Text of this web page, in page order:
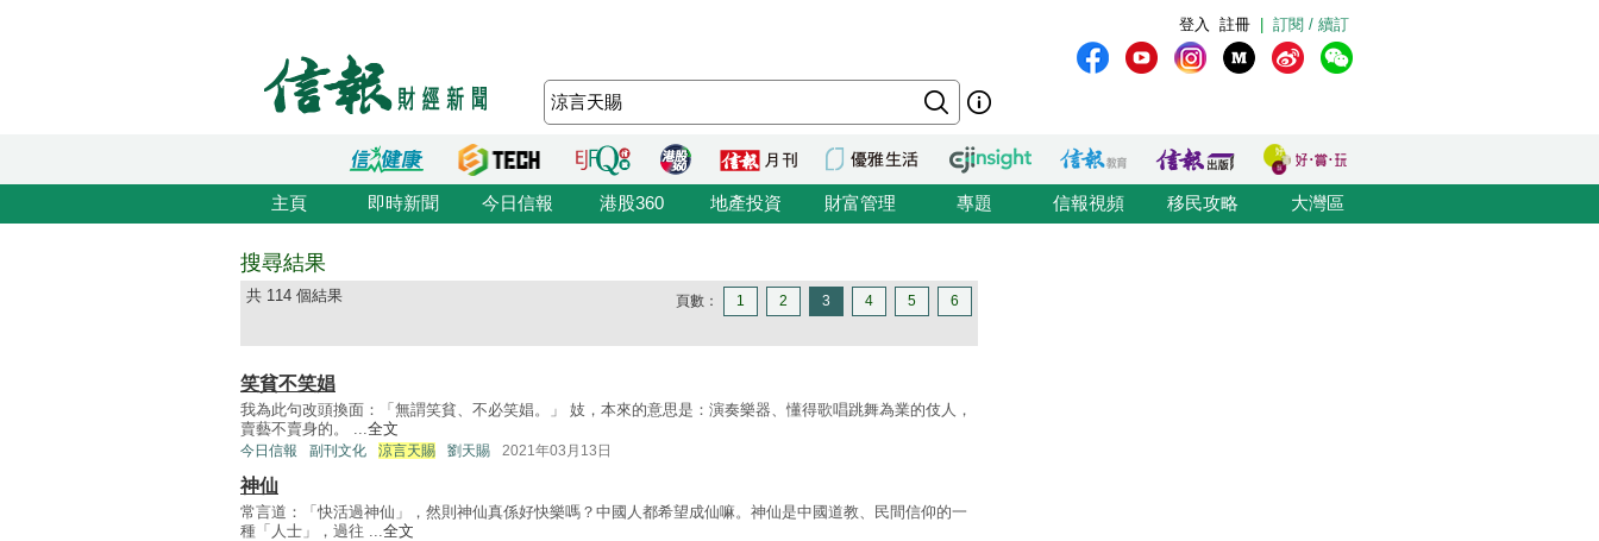
訂閱 / 續訂
註冊
登入
主頁 即時新聞 今日信報 港股360 地產投資 財富管理 專題 信報視頻 移民攻略 大灣區
搜尋結果
共 114 個結果 頁數： 1 2 3 4 5 6
笑貧不笑娼
我為此句改頭換面：「無謂笑貧、不必笑娼。」 妓，本來的意思是：演奏樂器、懂得歌唱跳舞為業的伎人，
賣藝不賣身的。 ...全文
今日信報 副刊文化 涼言天賜 劉天賜 2021年03月13日
神仙
常言道：「快活過神仙」，然則神仙真係好快樂嗎？中國人都希望成仙嘛。神仙是中國道教、民間信仰的一
種「人士」，過往 ...全文